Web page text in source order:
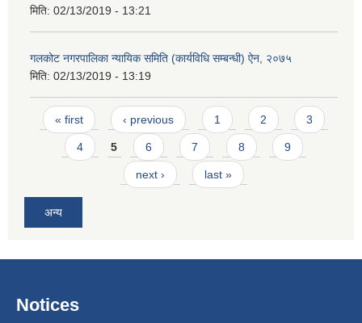
मिति: 02/13/2019 - 13:21
गलकोट नगरपालिका न्यायिक समिति (कार्यविधि सम्बन्धी) ऐन, २०७५
मिति: 02/13/2019 - 13:19
Pages
« first ‹ previous 1 2 3
4 5 6 7 8 9
next › last »
अन्य
Notices